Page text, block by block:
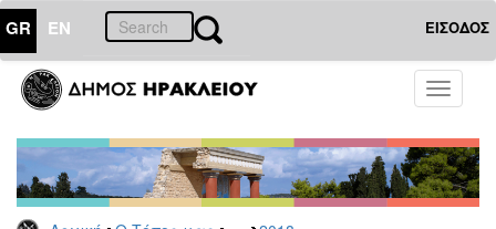
GR EN ΕΙΣΟΔΟΣ
Toggle
ΤΟΠΟΣ
ΜΑΣ
Ανακοινώσεις
Αρχείο